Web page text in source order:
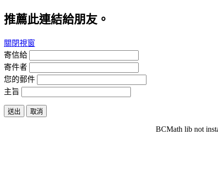
推薦此連結給朋友。
關閉視窗
寄信給
寄件者
您的郵件
主旨
送出 取消
BCMath lib not